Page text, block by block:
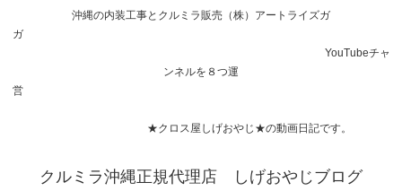
沖縄の内装工事とクルミラ販売（株）アートライズガ
ガ
YouTubeチャ
ンネルを８つ運
営
★クロス屋しげおやじ★の動画日記です。
クルミラ沖縄正規代理店 しげおやじブログ